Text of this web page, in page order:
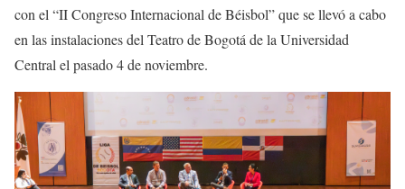
con el “II Congreso Internacional de Béisbol” que se llevó a cabo
en las instalaciones del Teatro de Bogotá de la Universidad
Central el pasado 4 de noviembre.